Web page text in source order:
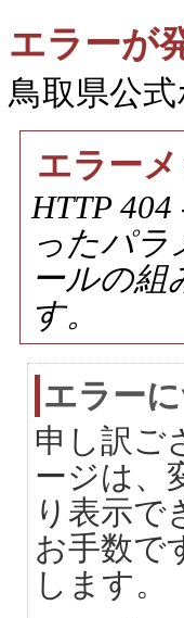
エラーが
鳥取県公
エラー
HTTP
ったパ
ールの組
す。
エラー
申し訳ご
ージは、
り表示で
お手数で
します。